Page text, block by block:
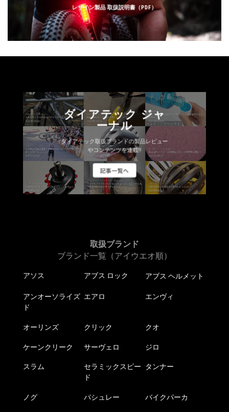
レザイン製品 取扱説明書（PDF）
ダイアテック ジャ
ーナル
ダイアテック取扱ブランドの製品レビュー
やコンテンツを連載!!
記事一覧へ
取扱ブランド
ブランド一覧（アイウエオ順）
アソス アブス ロック アブス ヘルメット
アンオーソライズ
ド
エアロ エンヴィ
オーリンズ クリック クオ
ケーンクリーク サーヴェロ ジロ
スラム
セラミックスピー
ド
タンナー
ノグ パシュレー バイクパーカ